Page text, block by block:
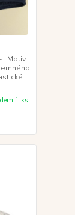
Motiv :
1 ks